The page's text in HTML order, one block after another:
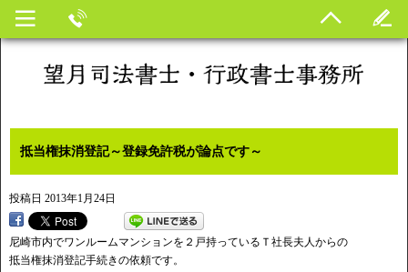
抵当権抹消登記～登録免許税が論点です～
投稿日 2013年1月24日
尼崎市内でワンルームマンションを２戸持っているＴ社長夫人からの
抵当権抹消登記手続きの依頼です。